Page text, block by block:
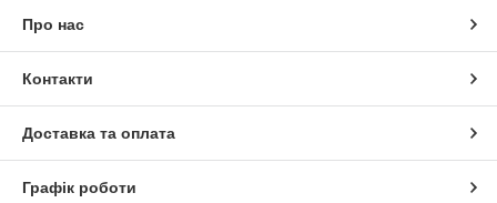
Про нас
Контакти
Доставка та оплата
Графік роботи